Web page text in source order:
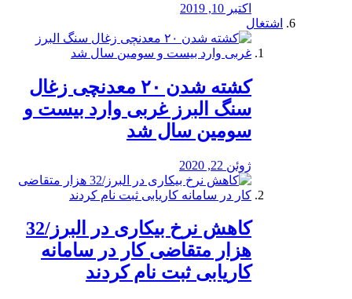
اکتبر 10, 2019
اشتغال
کشته شدن ۲۰ معدنچی زغال
سنگ البرز غربی وارد بیست و
سومین سال شد
ژوئن 22, 2020
کاهش نرخ بیکاری در البرز/32
هزار متقاضی کار در سامانه
کاریابی ثبت نام کردند